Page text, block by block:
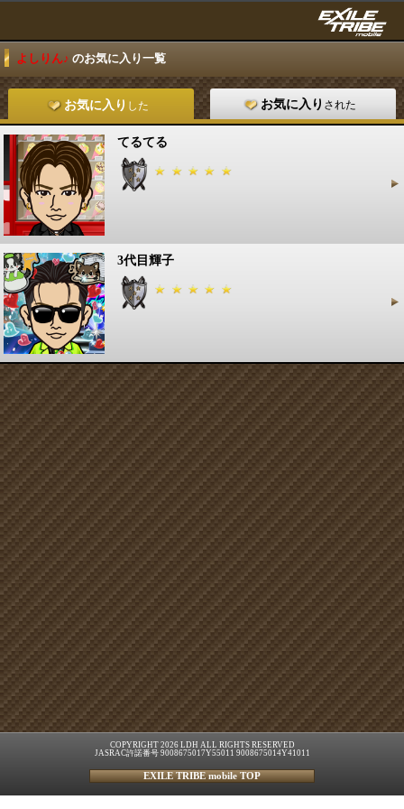
よしりん♪ のお気に入り一覧
お気に入り した お気に入り された
てるてる
3代目輝子
COPYRIGHT 2026 LDH ALL RIGHTS RESERVED
JASRAC許諾番号 9008675017Y55011 9008675014Y41011
EXILE TRIBE mobile TOP